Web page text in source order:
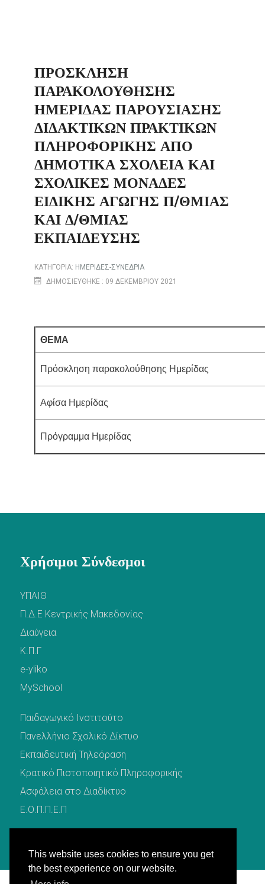
This website uses cookies to ensure you get
the best experience on our website.
ΠΡΌΣΚΛΗΣΗ
ΠΑΡΑΚΟΛΟΎΘΗΣΗΣ
ΗΜΕΡΊΔΑΣ ΠΑΡΟΥΣΊΑΣΗΣ
ΔΙΔΑΚΤΙΚΏΝ ΠΡΑΚΤΙΚΏΝ
ΠΛΗΡΟΦΟΡΙΚΉΣ ΑΠΌ
ΔΗΜΟΤΙΚΆ ΣΧΟΛΕΊΑ ΚΑΙ
ΣΧΟΛΙΚΈΣ ΜΟΝΆΔΕΣ
ΕΙΔΙΚΉΣ ΑΓΩΓΉΣ Π/ΘΜΙΑΣ
ΚΑΙ Δ/ΘΜΙΑΣ
ΕΚΠΑΊΔΕΥΣΗΣ
ΚΑΤΗΓΟΡΊΑ: ΗΜΕΡΙΔΕΣ-ΣΥΝΕΔΡΙΑ
ΔΗΜΟΣΙΕΎΘΗΚΕ : 09 ΔΕΚΕΜΒΡΊΟΥ 2021
ΘΕΜΑ
Πρόσκληση παρακολούθησης
Αφίσα Ημερίδας
Πρόγραμμα Ημερίδας
Χρήσιμοι Σύνδεσμοι
ΥΠΑΙΘ
Π.Δ.Ε Κεντρικής Μακεδονίας
Διαύγεια
Κ.Π.Γ
e-yliko
MySchool
Παιδαγωγικό Ινστιτούτο
Πανελλήνιο Σχολικό Δίκτυο
Εκπαιδευτική Τηλεόραση
Κρατικό Πιστοποιητικό Πληροφορικής
Ασφάλεια στο Διαδίκτυο
Ε.Ο.Π.Π.Ε.Π